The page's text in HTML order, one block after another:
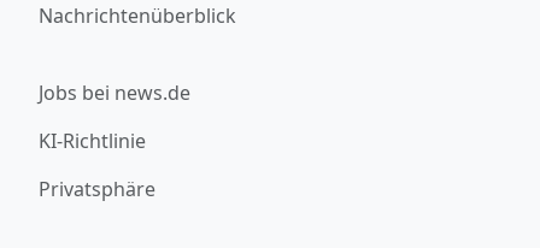
Nachrichtenüberblick
Jobs bei news.de
KI-Richtlinie
Privatsphäre